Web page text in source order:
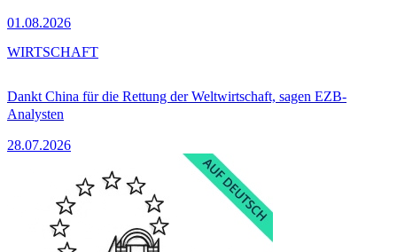
01.08.2026
Dankt China für die Rettung der Weltwirtschaft, sagen EZB-
Analysten
28.07.2026
WIRTSCHAFT